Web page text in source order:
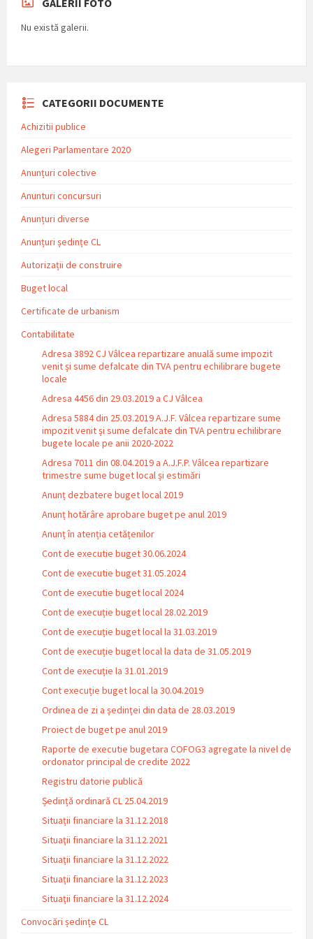
Nu există galerii.
CATEGORII DOCUMENTE
Achizitii publice
Alegeri Parlamentare 2020
Anunțuri colective
Anunturi concursuri
Anunțuri diverse
Anunțuri ședințe CL
Autorizații de construire
Buget local
Certificate de urbanism
Contabilitate
Adresa 3892 CJ Vâlcea repartizare anuală sume impozit
venit și sume defalcate din TVA pentru echilibrare bugete
locale
Adresa 4456 din 29.03.2019 a CJ Vâlcea
Adresa 5884 din 25.03.2019 A.J.F. Vâlcea repartizare sume
impozit venit și sume defalcate din TVA pentru echilibrare
bugete locale pe anii 2020-2022
Adresa 7011 din 08.04.2019 a A.J.F.P. Vâlcea repartizare
trimestre sume buget local și estimări
Anunț dezbatere buget local 2019
Anunț hotărâre aprobare buget pe anul 2019
Anunț în atenția cetățenilor
Cont de executie buget 30.06.2024
Cont de executie buget 31.05.2024
Cont de executie buget local 2024
Cont de execuție buget local 28.02.2019
Cont de execuție buget local la 31.03.2019
Cont de execuție buget local la data de 31.05.2019
Cont de execuție la 31.01.2019
Cont execuție buget local la 30.04.2019
Ordinea de zi a ședinței din data de 28.03.2019
Proiect de buget pe anul 2019
Raporte de executie bugetara COFOG3 agregate la nivel de
ordonator principal de credite 2022
Registru datorie publică
Ședință ordinară CL 25.04.2019
Situații financiare la 31.12.2018
Situaţii financiare la 31.12.2021
Situaţii financiare la 31.12.2022
Situații financiare la 31.12.2023
Situaţii financiare la 31.12.2024
Convocări ședințe CL